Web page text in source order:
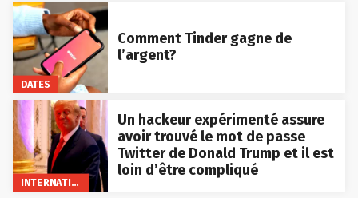
DATES
Comment Tinder gagne de
l’argent?
INTERNATIONAL
Un hackeur expérimenté assure
avoir trouvé le mot de passe
Twitter de Donald Trump et il est
loin d’être compliqué